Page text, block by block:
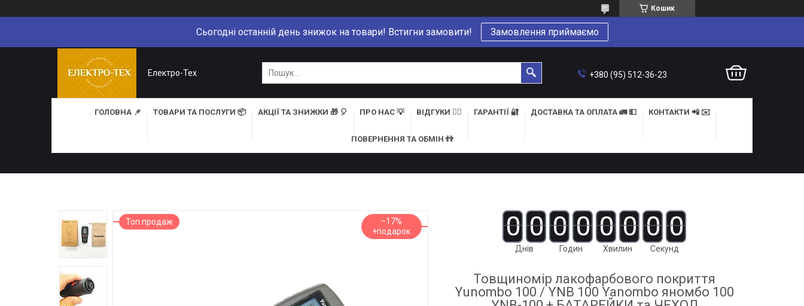
Кошик
Сьогодні останній день знижок на товари! Встигни замовити! Замовлення приймаємо
Електро-Тех +380 (95) 512-36-23
ГОЛОВНА 📌 ТОВАРИ ТА ПОСЛУГИ 📦 АКЦІЇ ТА ЗНИЖКИ 🎁 🎈 ПРО НАС 💡 ВІДГУКИ 👍🏻 ГАРАНТІЇ 🔐 ДОСТАВКА ТА ОПЛАТА 🚛 💵 КОНТАКТИ 📲 ✉️
ПОВЕРНЕННЯ ТА ОБМІН 👬
Топ продаж –17% 0 0
Днів
0 0
Годин
0 0
Хвилин
0 0
Секунд
Товщиномір лакофарбового покриття
Yunombo 100 / YNB 100 Yanombo яномбо 100